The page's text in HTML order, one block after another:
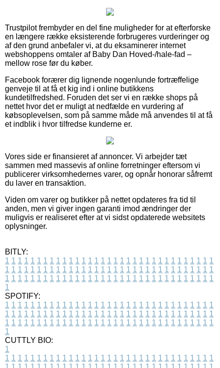
Trustpilot frembyder en del fine muligheder for at efterforske
en længere række eksisterende forbrugeres vurderinger og
af den grund anbefaler vi, at du eksaminerer internet
webshoppens omtaler af Baby Dan Hoved-/hale-fad –
mellow rose før du køber.
Facebook forærer dig lignende nogenlunde fortræffelige
genveje til at få et kig ind i online butikkens
kundetilfredshed. Foruden det ser vi en række shops på
nettet hvor det er muligt at nedfælde en vurdering af
købsoplevelsen, som på samme måde må anvendes til at få
et indblik i hvor tilfredse kunderne er.
Vores side er finansieret af annoncer. Vi arbejder tæt
sammen med massevis af online forretninger eftersom vi
publicerer virksomhedernes varer, og opnår honorar såfremt
du laver en transaktion.
Viden om varer og butikker på nettet opdateres fra tid til
anden, men vi giver ingen garanti imod ændringer der
muligvis er realiseret efter at vi sidst opdaterede websitets
oplysninger.
BITLY:
1 1 1 1 1 1 1 1 1 1 1 1 1 1 1 1 1 1 1 1 1 1 1 1 1 1 1 1 1 1 1 1 1
1 1 1 1 1 1 1 1 1 1 1 1 1 1 1 1 1 1 1 1 1 1 1 1 1 1 1 1 1 1 1 1 1
1 1 1 1 1 1 1 1 1 1 1 1 1 1 1 1 1 1 1 1 1 1 1 1 1 1 1 1 1 1 1 1 1
1
SPOTIFY:
1 1 1 1 1 1 1 1 1 1 1 1 1 1 1 1 1 1 1 1 1 1 1 1 1 1 1 1 1 1 1 1 1
1 1 1 1 1 1 1 1 1 1 1 1 1 1 1 1 1 1 1 1 1 1 1 1 1 1 1 1 1 1 1 1 1
1 1 1 1 1 1 1 1 1 1 1 1 1 1 1 1 1 1 1 1 1 1 1 1 1 1 1 1 1 1 1 1 1
1
CUTTLY BIO:
1
1 1 1 1 1 1 1 1 1 1 1 1 1 1 1 1 1 1 1 1 1 1 1 1 1 1 1 1 1 1 1 1 1